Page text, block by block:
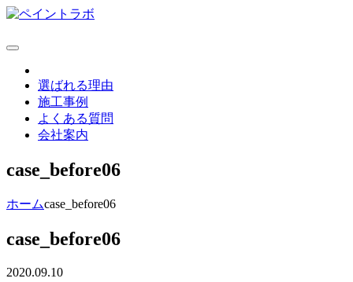
選ばれる理由
施工事例
よくある質問
会社案内
case_before06
ホームcase_before06
case_before06
2020.09.10